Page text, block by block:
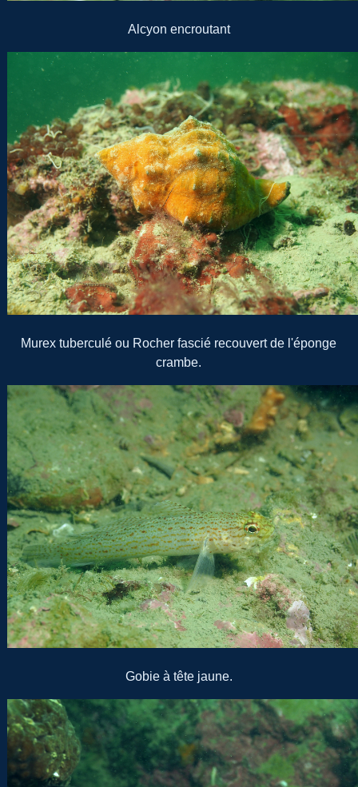
Alcyon encroutant
Murex tuberculé ou Rocher fascié recouvert de l'éponge
crambe.
Gobie à tête jaune.